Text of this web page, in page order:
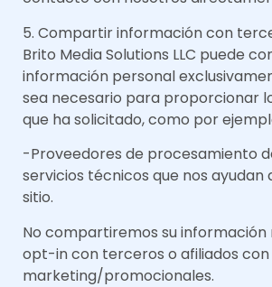
5. Compartir información con
Brito Media Solutions LLC puede
información personal
sea necesario para proporcionar
que ha solicitado, como por
-Proveedores de procesamiento
servicios técnicos que nos ayudan
sitio.
No compartiremos su información
opt-in con terceros o afiliados con
marketing/promocionales.